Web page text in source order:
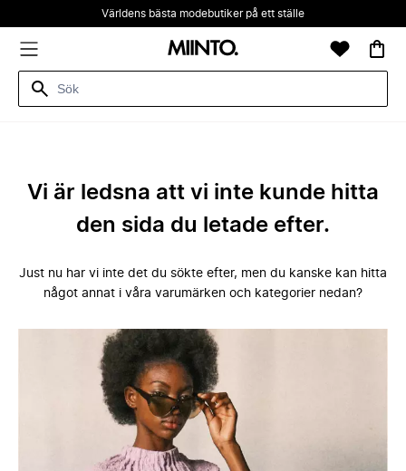
Världens bästa modebutiker på ett ställe
Vi är ledsna att vi inte kunde hitta
den sida du letade efter.
Just nu har vi inte det du sökte efter, men du kanske kan hitta
något annat i våra varumärken och kategorier nedan?